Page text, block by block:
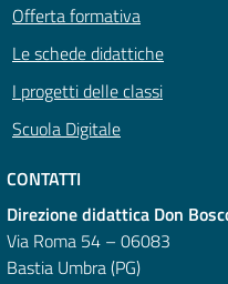
Offerta formativa
Le schede didattiche
I progetti delle classi
Scuola Digitale
CONTATTI
Direzione didattica Don
Via Roma 54 – 06083
Bastia Umbra (PG)